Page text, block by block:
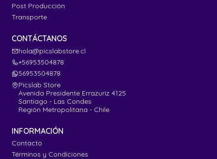
Post Producción
Transporte
CONTÁCTANOS
hola@picslabstore.cl
+56953504878
56953504878
Picslab Store
Avenida Presidente Errazuriz 4125
Santiago - Las Condes
Región Metropolitana - Chile
INFORMACIÓN
Contacto
Términos y Condiciones